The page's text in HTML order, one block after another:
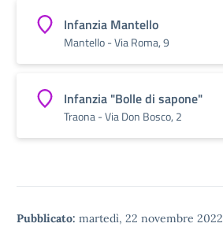
Infanzia Mantello
Mantello - Via Roma, 9
Infanzia "Bolle di sapone"
Traona - Via Don Bosco, 2
Pubblicato: martedì, 22 novembre 2022